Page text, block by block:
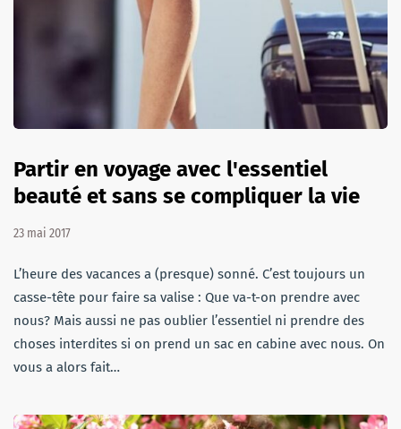
Partir en voyage avec l'essentiel
beauté et sans se compliquer la vie
23 mai 2017
L’heure des vacances a (presque) sonné. C’est toujours un
casse-tête pour faire sa valise : Que va-t-on prendre avec
nous? Mais aussi ne pas oublier l’essentiel ni prendre des
choses interdites si on prend un sac en cabine avec nous. On
vous a alors fait…